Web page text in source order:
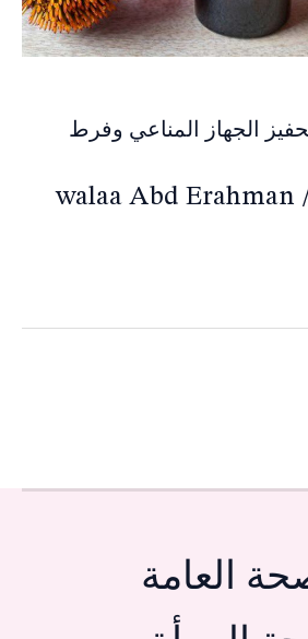
الجهاز المناعي وفرط
walaa Abd Erahman
العامة